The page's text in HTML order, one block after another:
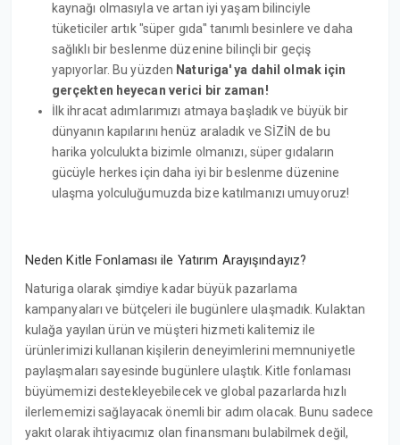
kaynağı olmasıyla ve artan iyi yaşam bilinciyle
tüketiciler artık "süper gıda" tanımlı besinlere ve daha
sağlıklı bir beslenme düzenine bilinçli bir geçiş
yapıyorlar. Bu yüzden Naturiga' ya dahil olmak için
gerçekten heyecan verici bir zaman!
İlk ihracat adımlarımızı atmaya başladık ve büyük bir
dünyanın kapılarını henüz araladık ve SİZİN de bu
harika yolculukta bizimle olmanızı, süper gıdaların
gücüyle herkes için daha iyi bir beslenme düzenine
ulaşma yolculuğumuzda bize katılmanızı umuyoruz!
Neden Kitle Fonlaması ile Yatırım Arayışındayız?
Naturiga olarak şimdiye kadar büyük pazarlama
kampanyaları ve bütçeleri ile bugünlere ulaşmadık. Kulaktan
kulağa yayılan ürün ve müşteri hizmeti kalitemiz ile
ürünlerimizi kullanan kişilerin deneyimlerini memnuniyetle
paylaşmaları sayesinde bugünlere ulaştık. Kitle fonlaması
büyümemizi destekleyebilecek ve global pazarlarda hızlı
ilerlememizi sağlayacak önemli bir adım olacak. Bunu sadece
yakıt olarak ihtiyacımız olan finansmanı bulabilmek değil,